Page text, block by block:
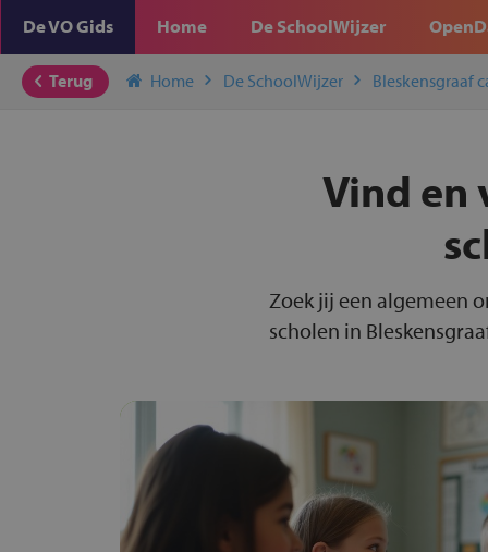
De VO Gids Home De SchoolWijzer
Terug Home De SchoolWijzer Bleskensgraaf
Vind en
Zoek jij een algemeen
scholen in